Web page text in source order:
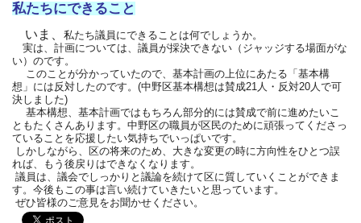
私たちにできること
いま、 私たち議員にできることは何でしょうか。
実は、計画については、議員が採決できない（ジャッジする場面がな
い）のです。
このことが分かっていたので、基本計画の上位にあたる「基本構
想」には反対したのです。(中野区基本構想は賛成21人・反対20人で可
決しました)
基本構想、基本計画ではもちろん部分的には賛成で前に進めたいこ
ともたくさんあります。中野区の職員が区民のために頑張ってくださっ
ていることを応援したい気持ちでいっぱいです。
しかしながら、区の将来のため、大きな変更の時に方向性をひとつ誤
れば、もう後戻りはできなくなります。
議員は、議会でしっかりと議論を続けて区に質していくことができま
す。今後もこの事は言い続けていきたいと思っています。
ぜひ皆様のご意見をお聞かせください。